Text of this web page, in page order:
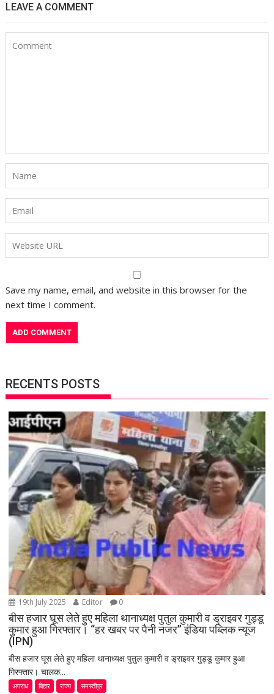
LEAVE A COMMENT
Save my name, email, and website in this browser for the
next time I comment.
RECENTS POSTS
19th July 2025 Editor 0
बीस हजार घूस लेते हुए महिला थानाध्यक्ष पुतुल कुमारी व ड्राइवर गुड्डू
कुमार हुआ गिरफ्तार। “हर खबर पर पैनी नजर” इंडिया पब्लिक न्यूज
(IPN)
बीस हजार घूस लेते हुए महिला थानाध्यक्ष पुतुल कुमारी व ड्राइवर गुड्डू कुमार हुआ
गिरफ्तार। चालक...
अपराध बिहार राज्य समस्तीपुर